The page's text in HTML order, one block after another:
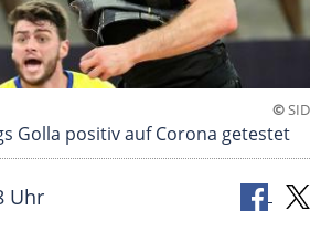
©SID
Golla positiv auf Corona getestet
Uhr